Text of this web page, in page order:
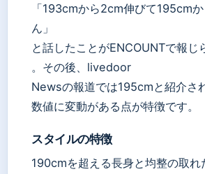
「193cmから2cm伸びて195cm
ん」
と話したことがENCOUNTで報じ
。その後、livedoor
Newsの報道では195cmと紹介さ
数値に変動がある点が特徴です。
スタイルの特徴
190cmを超える長身と均整の取れ